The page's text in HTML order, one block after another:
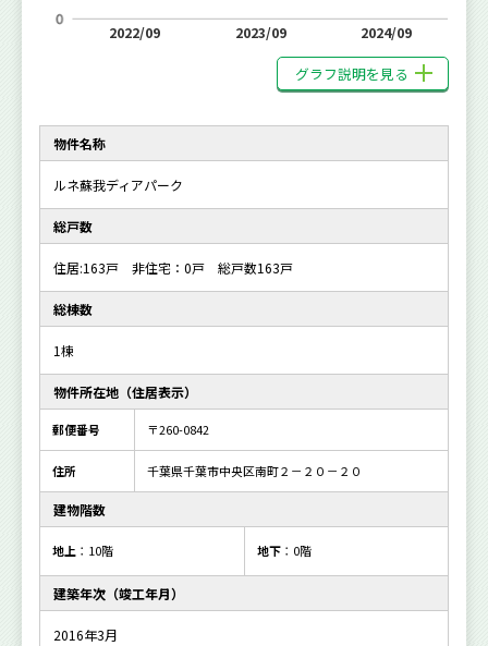
2022/09 2023/09 2024/09
グラフ説明を見る
物件名称
ルネ蘇我ディアパーク
総戸数
住居:163戸 非住宅：0戸 総戸数163戸
総棟数
1棟
物件所在地（住居表示）
郵便番号 〒260-0842
住所 千葉県千葉市中央区南町２－２０－２０
建物階数
地上 ：10階 地下：0階
建築年次（竣工年月）
2016年3月